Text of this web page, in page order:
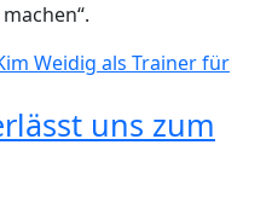
Weidig als Trainer für
uns zum